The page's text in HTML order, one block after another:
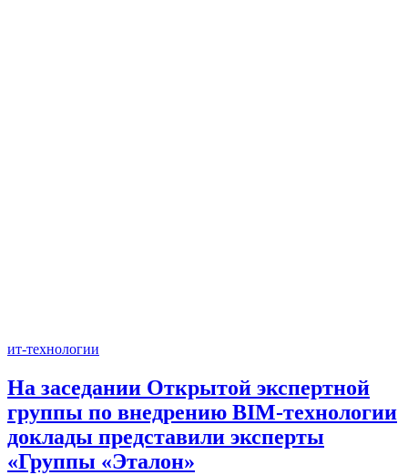
ит-технологии
На заседании Открытой экспертной
группы по внедрению BIM-технологии
доклады представили эксперты
«Группы «Эталон»